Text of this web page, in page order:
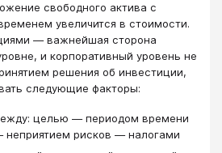
свободного актива с
увеличится в стоимости.
— важнейшая сторона
и корпоративный уровень не
решения об инвестиции,
следующие факторы:
целью — периодом времени
рисков — налогами